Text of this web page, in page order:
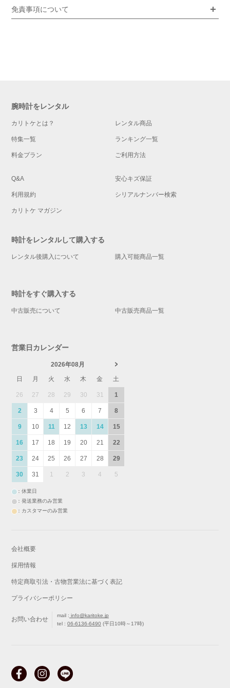
免責事項について
腕時計をレンタル
カリトケとは？ レンタル商品
特集一覧 ランキング一覧
料金プラン ご利用方法
Q&A 安心キズ保証
利用規約 シリアルナンバー検索
カリトケ マガジン
時計をレンタルして購入する
レンタル後購入について 購入可能商品一覧
時計をすぐ購入する
中古販売について 中古販売商品一覧
営業日カレンダー
2026年08月
日
月 火 水 木 金 土
26 27 28 29 30 31 1
2 3 4 5 6 7 8
9 10 11 12 13 14 15
16 17 18 19 20 21 22
23 24 25 26 27 28 29
30 31 1 2 3 4 5
：休業日
：発送業務のみ営業
：カスタマーのみ営業
会社概要
採用情報
特定商取引法・古物営業法に基づく表記
プライバシーポリシー
お問い合わせ
mail : info@karitoke.jp
tel :06-6136-6490 (平日10時～17時)
戻る 最初から